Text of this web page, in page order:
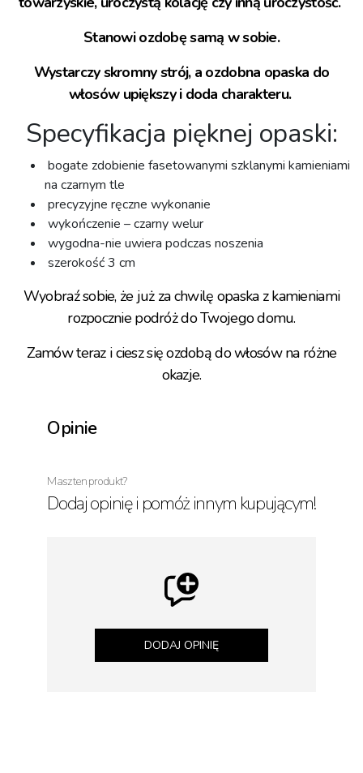
Opinie
Masz ten produkt?
Dodaj opinię i pomóż innym kupującym!
DODAJ OPINIĘ
Stanowi ozdobę samą w sobie.
Wystarczy skromny strój, a ozdobna opaska do
włosów upiększy i doda charakteru.
Specyfikacja pięknej opaski:⁣
bogate zdobienie fasetowanymi szklanymi kamieniami
na czarnym tle
precyzyjne ręczne wykonanie
wykończenie – czarny welur
wygodna-nie uwiera podczas noszenia ⁣
szerokość 3 cm
Wyobraź sobie, że już za chwilę opaska z kamieniami
rozpocznie podróż do Twojego domu.
Zamów teraz i ciesz się ozdobą do włosów na różne
okazje.